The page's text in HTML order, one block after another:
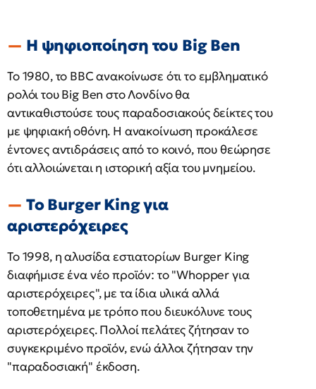
Η ψηφιοποίηση του Big Ben
Το 1980, το BBC ανακοίνωσε ότι το εμβληματικό
ρολόι του Big Ben στο Λονδίνο θα
αντικαθιστούσε τους παραδοσιακούς δείκτες του
με ψηφιακή οθόνη. Η ανακοίνωση προκάλεσε
έντονες αντιδράσεις από το κοινό, που θεώρησε
ότι αλλοιώνεται η ιστορική αξία του μνημείου. ​
Το Burger King για
αριστερόχειρες
Το 1998, η αλυσίδα εστιατορίων Burger King
διαφήμισε ένα νέο προϊόν: το "Whopper για
αριστερόχειρες", με τα ίδια υλικά αλλά
τοποθετημένα με τρόπο που διευκόλυνε τους
αριστερόχειρες. Πολλοί πελάτες ζήτησαν το
συγκεκριμένο προϊόν, ενώ άλλοι ζήτησαν την
"παραδοσιακή" έκδοση. ​